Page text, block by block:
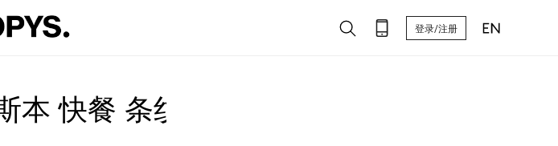
登录/注册